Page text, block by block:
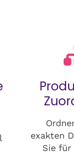
exakten
Sie